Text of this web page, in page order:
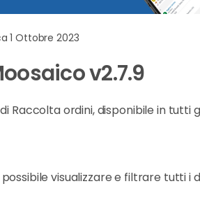
1 Ottobre 2023
v2.7.9
Raccolta ordini, disponibile in tutti
visualizzare e filtrare tutti i